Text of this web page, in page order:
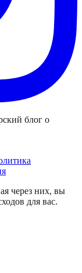
блог о
через них, вы
для вас.